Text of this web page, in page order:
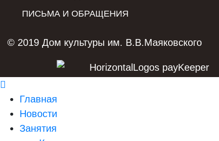
ПИСЬМА И ОБРАЩЕНИЯ
© 2019 Дом культуры им. В.В.Маяковского
Главная
Новости
Занятия